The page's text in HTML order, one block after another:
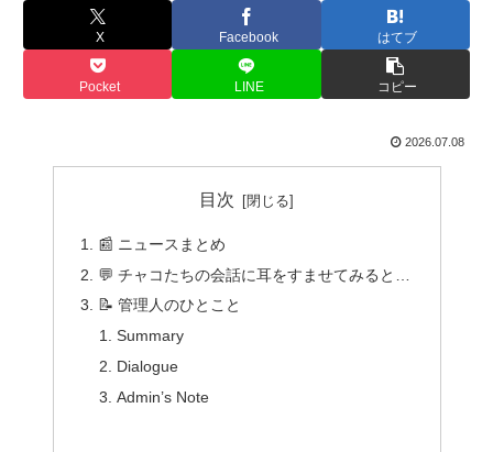
X Facebook はてブ
Pocket LINE コピー
2026.07.08
目次
📰 ニュースまとめ
💬 チャコたちの会話に耳をすませてみると…
📝 管理人のひとこと
Summary
Dialogue
Admin’s Note